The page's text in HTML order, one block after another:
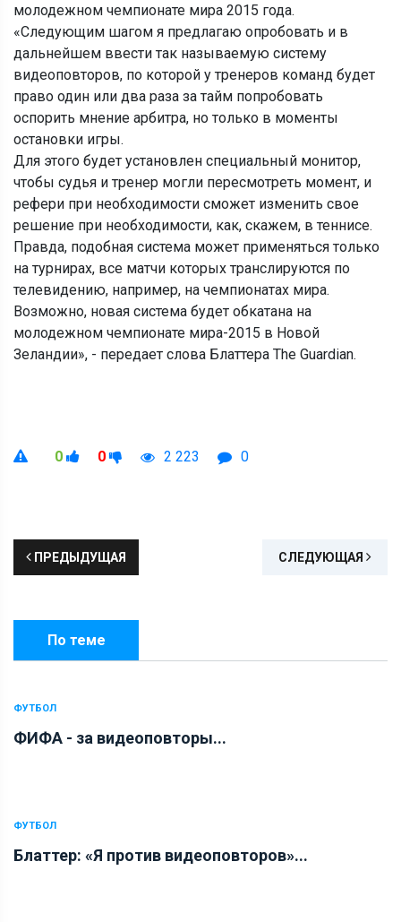
молодежном чемпионате мира 2015 года.
«Следующим шагом я предлагаю опробовать и в
дальнейшем ввести так называемую систему
видеоповторов, по которой у тренеров команд будет
право один или два раза за тайм попробовать
оспорить мнение арбитра, но только в моменты
остановки игры.
Для этого будет установлен специальный монитор,
чтобы судья и тренер могли пересмотреть момент, и
рефери при необходимости сможет изменить свое
решение при необходимости, как, скажем, в теннисе.
Правда, подобная система может применяться только
на турнирах, все матчи которых транслируются по
телевидению, например, на чемпионатах мира.
Возможно, новая система будет обкатана на
молодежном чемпионате мира-2015 в Новой
Зеландии», - передает слова Блаттера The Guardian.
0 0 2 223 0
ПРЕДЫДУЩАЯ СЛЕДУЮЩАЯ
По теме
ФУТБОЛ
ФИФА - за видеоповторы...
ФУТБОЛ
Блаттер: «Я против видеоповторов»...